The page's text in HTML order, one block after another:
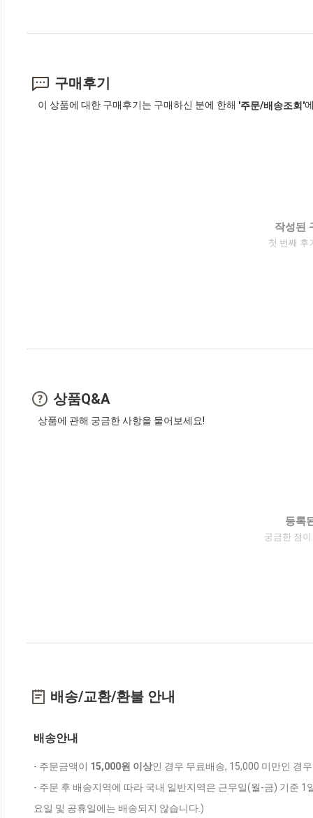
구매후기
이 상품에 대한 구매후기는 구매하신 분에 한해 '주문/배송조회'
작성된
첫 번째 후
상품Q&A
상품에 관해 궁금한 사항을 물어보세요!
등록
궁금한 점
배송/교환/환불 안내
배송안내
- 주문금액이 15,000원 이상인 경우 무료배송, 15,000 미만인 경
- 주문 후 배송지역에 따라 국내 일반지역은 근무일(월-금) 기준
요일 및 공휴일에는 배송되지 않습니다.)